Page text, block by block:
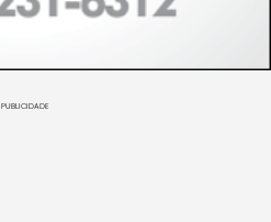
PUBLICIDADE